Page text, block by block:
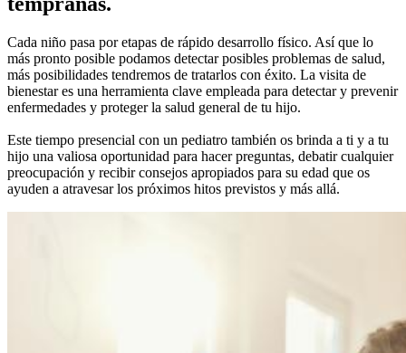
Cada niño pasa por etapas de rápido desarrollo físico. Así que lo
más pronto posible podamos detectar posibles problemas de salud,
más posibilidades tendremos de tratarlos con éxito. La visita de
bienestar es una herramienta clave empleada para detectar y prevenir
enfermedades y proteger la salud general de tu hijo.
Este tiempo presencial con un pediatro también os brinda a ti y a tu
hijo una valiosa oportunidad para hacer preguntas, debatir cualquier
preocupación y recibir consejos apropiados para su edad que os
ayuden a atravesar los próximos hitos previstos y más allá.